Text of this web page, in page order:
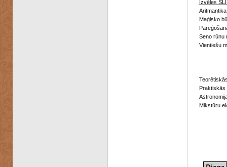
Izvēles
Maģisko
Seno rūnu
Vientiešu
Praktiskās
Mikstūru